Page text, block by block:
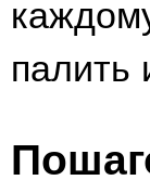
палить